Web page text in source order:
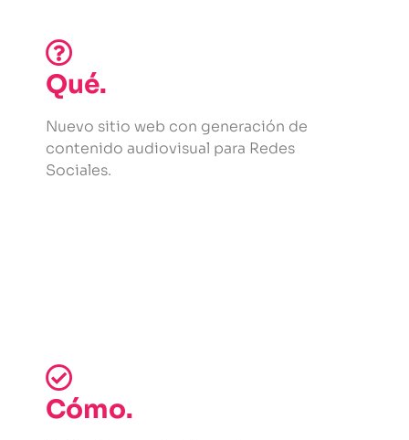
Qué.
Nuevo sitio web con generación de
contenido audiovisual para Redes
Sociales.
Cómo.